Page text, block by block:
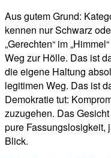
Aus gutem Grund:
kennen nur Schwarz
„Gerechten“ im
Weg zur Hölle. Das ist
die eigene Haltung
legitimen Weg. Das ist
Demokratie tut:
zuzugehen. Das
pure Fassungslosigkeit,
Blick.